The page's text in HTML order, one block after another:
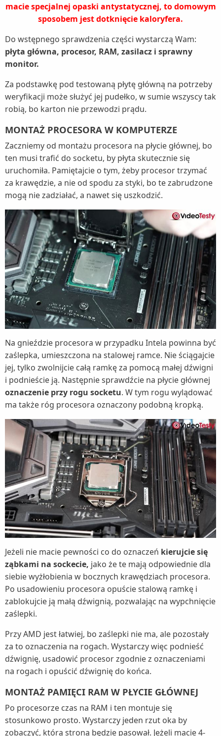
macie specjalnej opaski antystatycznej, to domowym
sposobem jest dotknięcie kaloryfera.
Do wstępnego sprawdzenia części wystarczą Wam:
płyta główna, procesor, RAM, zasilacz i sprawny
monitor.
Za podstawkę pod testowaną płytę główną na potrzeby
weryfikacji może służyć jej pudełko, w sumie wszyscy tak
robią, bo karton nie przewodzi prądu.
MONTAŻ PROCESORA W KOMPUTERZE
Zaczniemy od montażu procesora na płycie głównej, bo
ten musi trafić do socketu, by płyta skutecznie się
uruchomiła. Pamiętajcie o tym, żeby procesor trzymać
za krawędzie, a nie od spodu za styki, bo te zabrudzone
mogą nie zadziałać, a nawet się uszkodzić.
Na gnieździe procesora w przypadku Intela powinna być
zaślepka, umieszczona na stalowej ramce. Nie ściągajcie
jej, tylko zwolnijcie całą ramkę za pomocą małej dźwigni
i podnieście ją. Następnie sprawdźcie na płycie głównej
oznaczenie przy rogu socketu. W tym rogu wylądować
ma także róg procesora oznaczony podobną kropką.
Jeżeli nie macie pewności co do oznaczeń kierujcie się
ząbkami na sockecie, jako że te mają odpowiednie dla
siebie wyżłobienia w bocznych krawędziach procesora.
Po usadowieniu procesora opuście stalową ramkę i
zablokujcie ją małą dźwignią, pozwalając na wypchnięcie
zaślepki.
Przy AMD jest łatwiej, bo zaślepki nie ma, ale pozostały
za to oznaczenia na rogach. Wystarczy więc podnieść
dźwignię, usadowić procesor zgodnie z oznaczeniami
na rogach i opuścić dźwignię do końca.
MONTAŻ PAMIĘCI RAM W PŁYCIE GŁÓWNEJ
Po procesorze czas na RAM i ten montuje się
stosunkowo prosto. Wystarczy jeden rzut oka by
zobaczyć, którą stroną będzie pasował. Jeżeli macie 4-